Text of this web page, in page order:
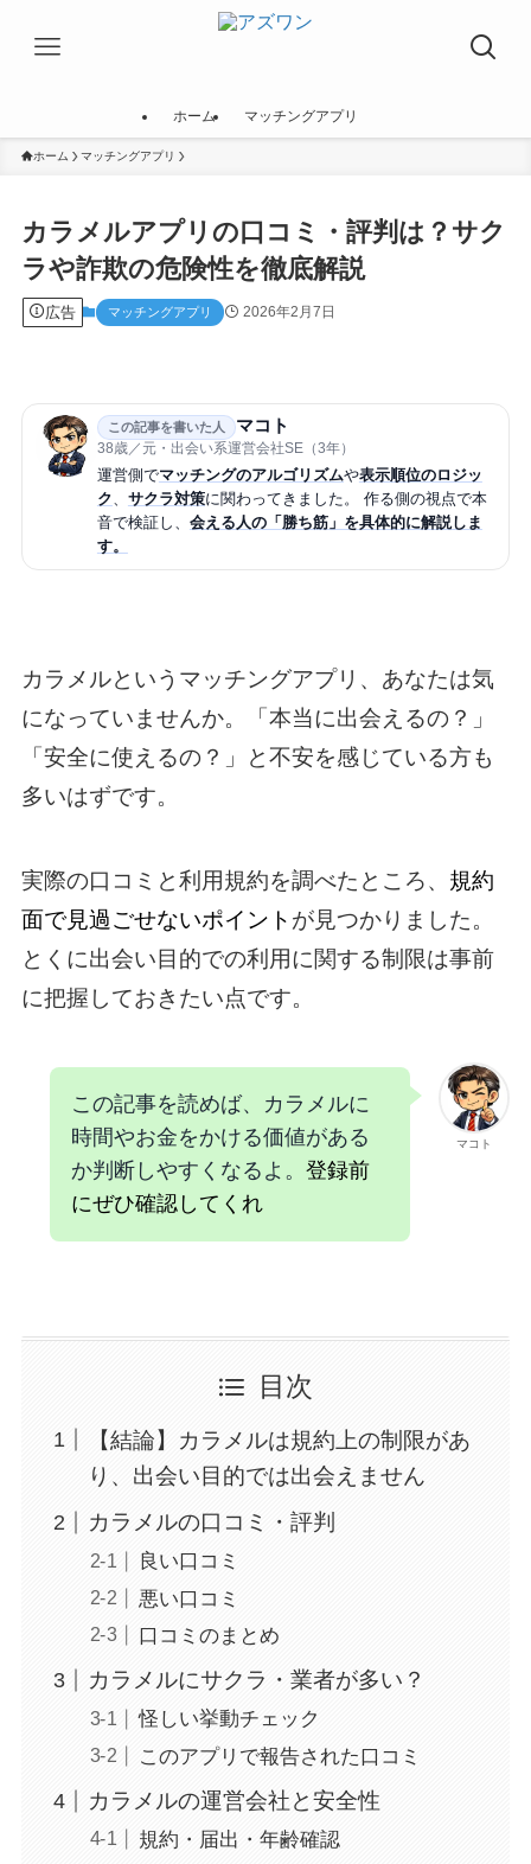
ホーム マッチングアプリ
ホーム マッチングアプリ
カラメルアプリの口コミ・評判は？サク
ラや詐欺の危険性を徹底解説
広告 マッチングアプリ 2026年2月7日
この記事を書いた人 マコト
38歳／元・出会い系運営会社SE（3年）
運営側でマッチングのアルゴリズムや表示順位のロジッ
ク、 サクラ対策に関わってきました。 作る側の視点で本
音で検証し、 会える人の「勝ち筋」を具体的に解説しま
す。
カラメルというマッチングアプリ、あなたは気
になっていませんか。「本当に出会えるの？」
「安全に使えるの？」と不安を感じている方も
多いはずです。
実際の口コミと利用規約を調べたところ、 規約
面で見過ごせないポイント が見つかりました。
とくに出会い目的での利用に関する制限は事前
に把握しておきたい点です。
マコト
この記事を読めば、カラメルに
時間やお金をかける価値がある
か判断しやすくなるよ。 登録前
にぜひ確認してくれ
目次
【結論】カラメルは規約上の制限があ
り、出会い目的では出会えません
カラメルの口コミ・評判
良い口コミ
悪い口コミ
口コミのまとめ
カラメルにサクラ・業者が多い？
怪しい挙動チェック
このアプリで報告された口コミ
カラメルの運営会社と安全性
規約・届出・年齢確認